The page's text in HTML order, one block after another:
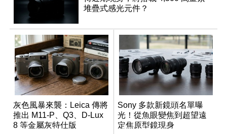
堆疊式感光元件？
灰色風暴來襲：Leica 傳將
推出 M11-P、Q3、D-Lux
8 等金屬灰特仕版
Sony 多款新鏡頭名單曝
光！從魚眼變焦到超望遠
定焦原型鏡現身